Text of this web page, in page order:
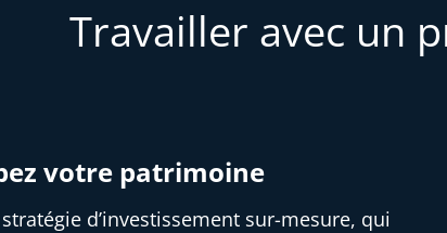
Travailler avec un
votre patrimoine
d’investissement sur-mesure, qui